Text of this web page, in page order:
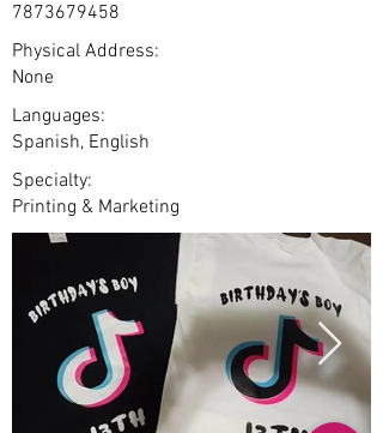
7873679458
Physical Address:
None
Languages:
Spanish, English
Specialty:
Printing & Marketing